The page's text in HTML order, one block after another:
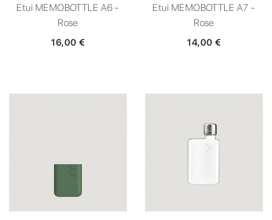
Etui MEMOBOTTLE A6 -
Rose
16,00 €
Etui MEMOBOTTLE A7 -
Rose
14,00 €